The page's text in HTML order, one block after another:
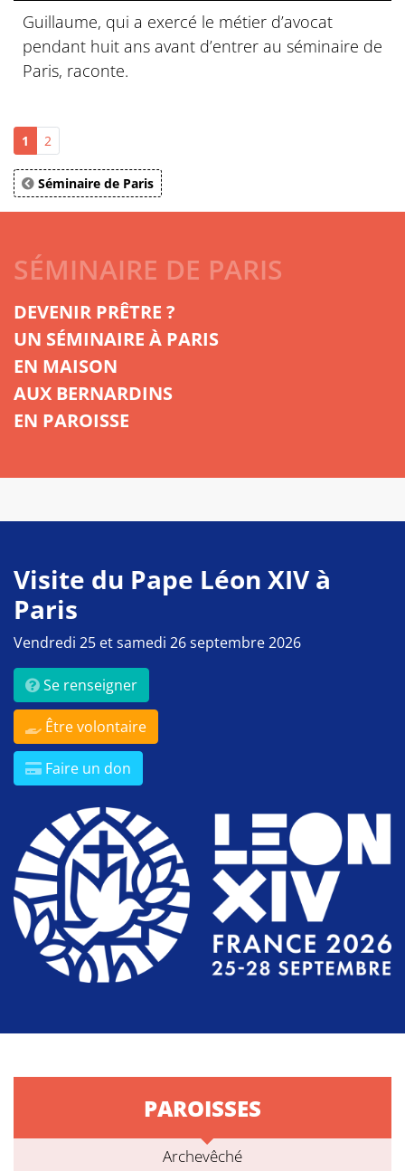
Guillaume, qui a exercé le métier d’avocat
pendant huit ans avant d’entrer au séminaire de
Paris, raconte.
1 2
Séminaire de Paris
SÉMINAIRE DE PARIS
DEVENIR PRÊTRE ?
UN SÉMINAIRE À PARIS
EN MAISON
AUX BERNARDINS
EN PAROISSE
Visite du Pape Léon XIV à
Paris
Vendredi 25 et samedi 26 septembre 2026
Se renseigner
Être volontaire
Faire un don
PAROISSES
Archevêché